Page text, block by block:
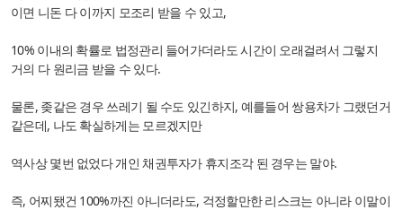
이면 니돈 다 이까지 모조리 받을 수 있고,
10% 이내의 확률로 법정관리 들어가더라도 시간이 오래걸려서 그렇지
거의 다 원리금 받을 수 있다.
물론, 좆같은 경우 쓰레기 될 수도 있긴하지, 예를들어 쌍용차가 그랬던거
같은데, 나도 확실하게는 모르겠지만
역사상 몇번 없었다 개인 채권투자가 휴지조각 된 경우는 말야.
즉, 어찌됐건 100%까진 아니더라도, 걱정할만한 리스크는 아니라 이말이